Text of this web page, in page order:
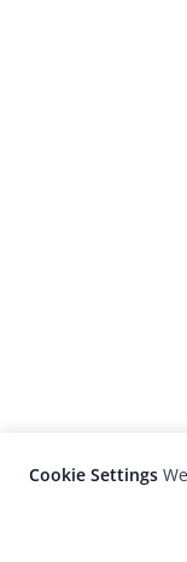
Cookie Settings